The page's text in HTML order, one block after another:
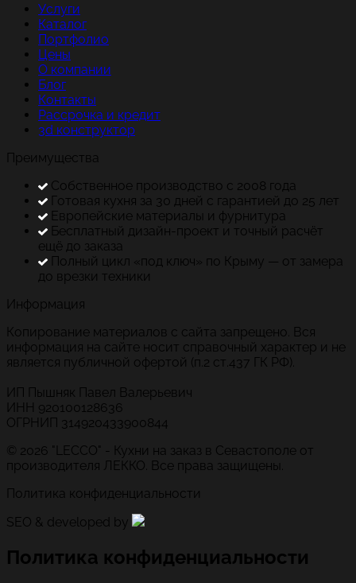
Услуги
Каталог
Портфолио
Цены
О компании
Блог
Контакты
Рассрочка и кредит
3d конструктор
Преимущества
Собственное производство с 2008 года
Готовая кухня за 30 дней с гарантией до 25 лет
Европейские материалы и фурнитура
Бесплатный дизайн-проект и точный расчёт
ещё до заказа
Полный цикл «под ключ» по Крыму — от замера
до врезки техники
Информация
Копирование материалов с сайта запрещено. Вся
информация на сайте носит справочный характер и не
является публичной офертой (п.2 ст.437 ГК РФ).
ИП Пышняк Павел Валерьевич
ИНН 920100128636
ОГРНИП 314920433900844
© 2026 "LECCO" - Кухни на заказ в Севастополе от
производителя ЛЕККО. Все права защищены.
Политика конфиденциальности
SEO & developed by
Политика конфиденциальности